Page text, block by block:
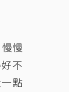
慢
不
點